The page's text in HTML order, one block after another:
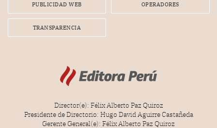
PUBLICIDAD WEB OPERADORES
TRANSPARENCIA
Director(e): Félix Alberto Paz Quiroz
Presidente de Directorio: Hugo David Aguirre Castañeda
Gerente General(e): Félix Alberto Paz Quiroz